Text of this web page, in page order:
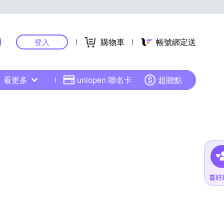
登入 購物車 帳號綁定送
看更多 uniopen 聯名卡 超贈點